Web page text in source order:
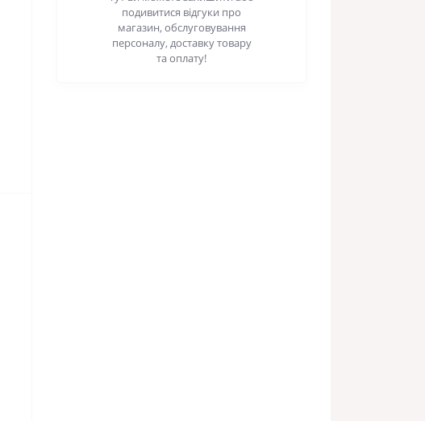
подивитися відгуки про
магазин, обслуговування
персоналу, доставку товару
та оплату!